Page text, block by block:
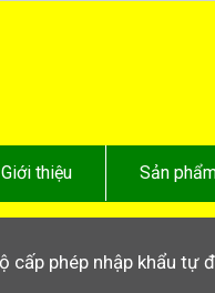
Giới thiệu Sản
cấp phép nhập khẩu tự